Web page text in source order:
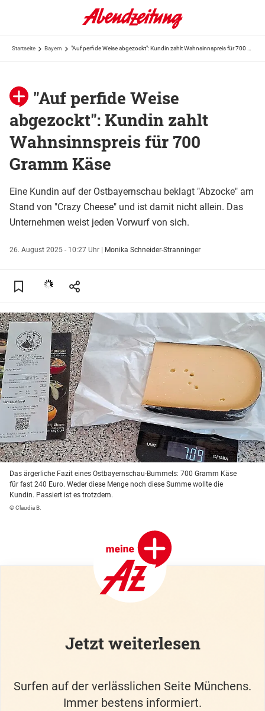
Startseite Bayern
"Auf perfide Weise
abgezockt": Kundin zahlt
Wahnsinnspreis für 700
Gramm Käse
Eine Kundin auf der Ostbayernschau beklagt "Abzocke" am
Stand von "Crazy Cheese" und ist damit nicht allein. Das
Unternehmen weist jeden Vorwurf von sich.
26. August 2025 - 10:27 Uhr | Monika Schneider-Stranninger
Das ärgerliche Fazit eines Ostbayernschau-Bummels: 700 Gramm Käse
für fast 240 Euro. Weder diese Menge noch diese Summe wollte die
Kundin. Passiert ist es trotzdem.
© Claudia B.
Jetzt weiterlesen
Surfen auf der verlässlichen Seite Münchens.
Immer bestens informiert.